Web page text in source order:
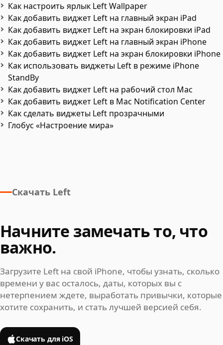
Как настроить ярлык Left Wallpaper
Как добавить виджет Left на главный экран iPad
Как добавить виджет Left на экран блокировки iPad
Как добавить виджет Left на главный экран iPhone
Как добавить виджет Left на экран блокировки iPhone
Как использовать виджеты Left в режиме iPhone
StandBy
Как добавить виджет Left на рабочий стол Mac
Как добавить виджет Left в Mac Notification Center
Как сделать виджеты Left прозрачными
Глобус «Настроение мира»
Скачать Left
Начните замечать то, что
важно.
Загрузите Left на свой iPhone, чтобы узнать, сколько
времени у вас осталось, даты, которых вы с
нетерпением ждете, выработать привычки, которые
хотите сохранить, и стать лучшей версией себя.
Скачать для iOS